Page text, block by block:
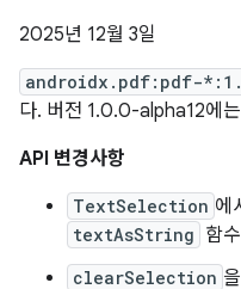
2025년 12월 3일
androidx.pdf:pdf-
다. 버전 1.0.0-alpha12에는
API 변경사항
TextSelection 에
textAsString 함
clearSelection 을